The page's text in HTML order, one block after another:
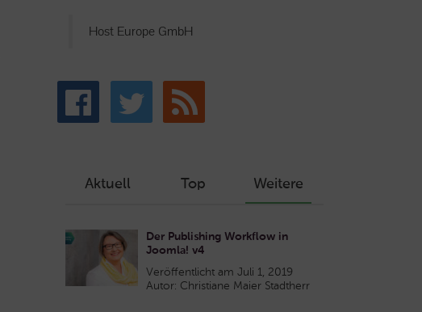
Host Europe GmbH
Aktuell Top Weitere
Der Publishing Workflow in
Joomla! v4
Veröffentlicht am Juli 1, 2019
Autor: Christiane Maier Stadtherr